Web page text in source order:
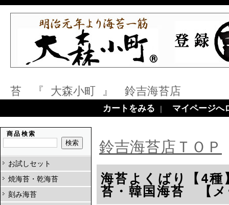
苔 『 大森小町 』 鈴吉海苔店
カートをみる｜ マイページへ
商品検索
お試しセット
焼海苔・乾海苔
刻み海苔
鈴吉海苔店ＴＯＰ
海苔よくばり【4
苔・韓国海苔 【メ